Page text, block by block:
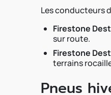
Les conducteurs
Firestone
sur route.
Firestone
terrains
Pneus